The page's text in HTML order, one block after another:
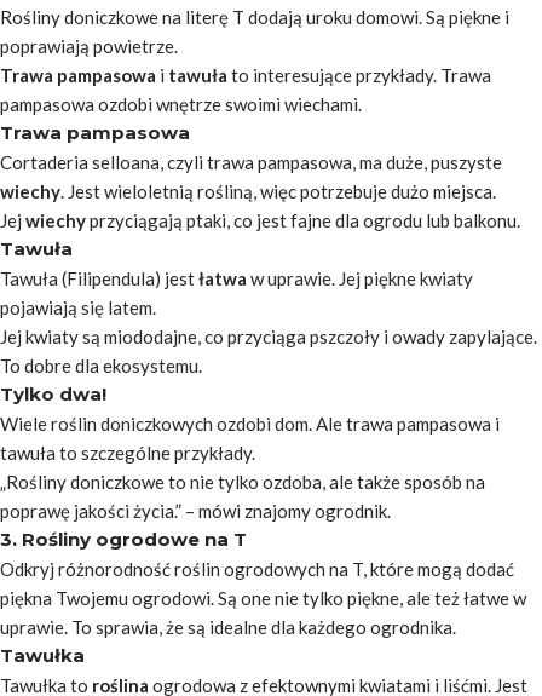
Rośliny doniczkowe na literę T dodają uroku domowi. Są piękne i
poprawiają powietrze.
Trawa pampasowa i tawuła to interesujące przykłady. Trawa
pampasowa ozdobi wnętrze swoimi wiechami.
Trawa pampasowa
Cortaderia selloana, czyli trawa pampasowa, ma duże, puszyste
wiechy. Jest wieloletnią rośliną, więc potrzebuje dużo miejsca.
Jej wiechyprzyciągają ptaki, co jest fajne dla ogrodu lub balkonu.
Tawuła
Tawuła (Filipendula) jestłatwa w uprawie. Jej piękne kwiaty
pojawiają się latem.
Jej kwiaty są miododajne, co przyciąga pszczoły i owady zapylające.
To dobre dla ekosystemu.
Tylko dwa!
Wiele roślin doniczkowych ozdobi dom. Ale trawa pampasowa i
tawuła to szczególne przykłady.
„Rośliny doniczkowe to nie tylko ozdoba, ale także sposób na
poprawę jakości życia.” – mówi znajomy ogrodnik.
3. Rośliny ogrodowe na T
Odkryj różnorodność roślin ogrodowych na T, które mogą dodać
piękna Twojemu ogrodowi. Są one nie tylko piękne, ale też łatwe w
uprawie. To sprawia, że są idealne dla każdego ogrodnika.
Tawułka
Tawułka to roślina ogrodowa z efektownymi kwiatami i liśćmi. Jest